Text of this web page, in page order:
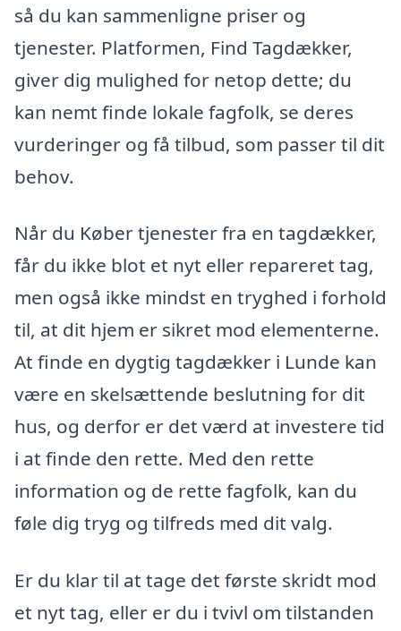
så du kan sammenligne priser og
tjenester. Platformen, Find Tagdækker,
giver dig mulighed for netop dette; du
kan nemt finde lokale fagfolk, se deres
vurderinger og få tilbud, som passer til dit
behov.
Når du Køber tjenester fra en tagdækker,
får du ikke blot et nyt eller repareret tag,
men også ikke mindst en tryghed i forhold
til, at dit hjem er sikret mod elementerne.
At finde en dygtig tagdækker i Lunde kan
være en skelsættende beslutning for dit
hus, og derfor er det værd at investere tid
i at finde den rette. Med den rette
information og de rette fagfolk, kan du
føle dig tryg og tilfreds med dit valg.
Er du klar til at tage det første skridt mod
et nyt tag, eller er du i tvivl om tilstanden